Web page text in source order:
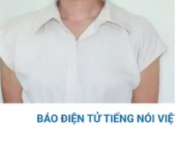
Ô tô - Xe máy